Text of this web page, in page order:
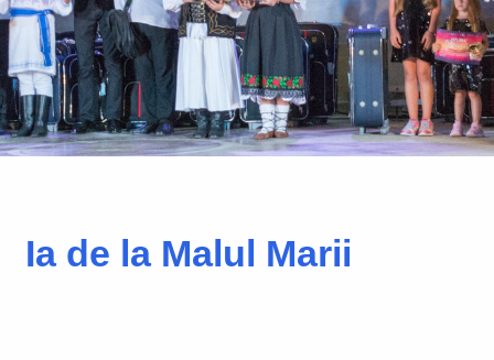
Ia de la Malul Marii